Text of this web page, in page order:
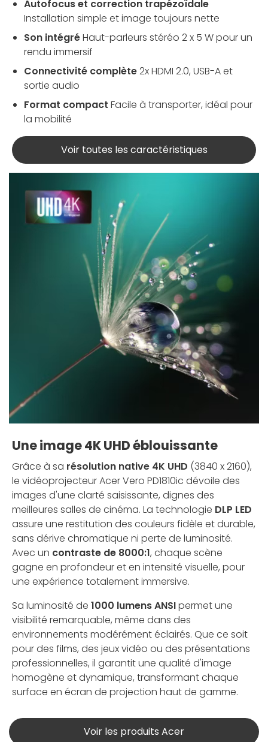
Autofocus et correction trapézoïdale
Installation simple et image toujours nette
Son intégréHaut-parleurs stéréo 2 x 5 W pour un
rendu immersif
Connectivité complète2x HDMI 2.0, USB-A et
sortie audio
Format compact Facile à transporter, idéal pour
la mobilité
Voir toutes les caractéristiques
Une image 4K UHD éblouissante
Grâce à sa résolution native 4K UHD (3840 x 2160),
le vidéoprojecteur Acer Vero PD1810ic dévoile des
images d'une clarté saisissante, dignes des
meilleures salles de cinéma. La technologie DLP LED
assure une restitution des couleurs fidèle et durable,
sans dérive chromatique ni perte de luminosité.
Avec un contraste de 8000:1, chaque scène
gagne en profondeur et en intensité visuelle, pour
une expérience totalement immersive.
Sa luminosité de 1000 lumens ANSIpermet une
visibilité remarquable, même dans des
environnements modérément éclairés. Que ce soit
pour des films, des jeux vidéo ou des présentations
professionnelles, il garantit une qualité d'image
homogène et dynamique, transformant chaque
surface en écran de projection haut de gamme.
Voir les produits Acer